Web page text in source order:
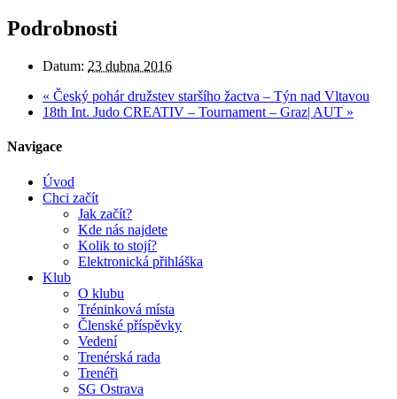
Podrobnosti
Datum: 23 dubna 2016
« Český pohár družstev staršího žactva – Týn nad Vltavou
18th Int. Judo CREATIV – Tournament – Graz| AUT »
Navigace
Úvod
Chci začít
Jak začít?
Kde nás najdete
Kolik to stojí?
Elektronická přihláška
Klub
O klubu
Tréninková místa
Členské příspěvky
Vedení
Trenérská rada
Trenéři
SG Ostrava